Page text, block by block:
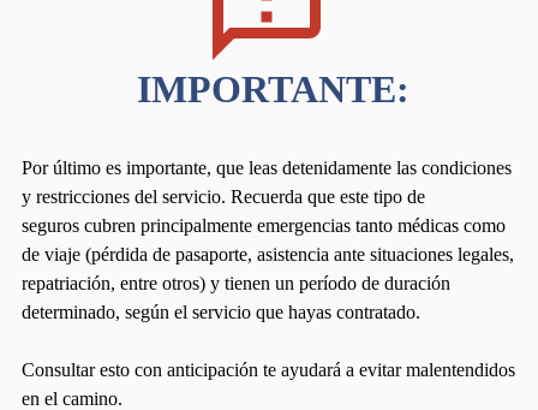
Por último es importante, que leas detenidamente las condiciones
y restricciones del servicio. Recuerda que este tipo de
seguros cubren principalmente emergencias tanto médicas como
de viaje (pérdida de pasaporte, asistencia ante situaciones legales,
repatriación, entre otros) y tienen un período de duración
determinado, según el servicio que hayas contratado.
Consultar esto con anticipación te ayudará a evitar malentendidos
en el camino.​​​​​​​